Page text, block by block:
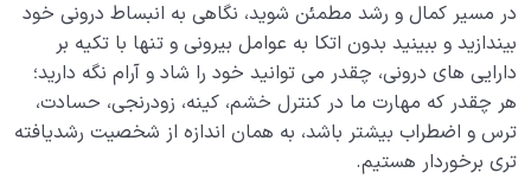
در مسیر کمال و رشد مطمئن شوید، نگاهی به انبساط درونی خود
بیندازید و ببینید بدون اتکا به عوامل بیرونی و تنها با تکیه بر
دارایی های درونی، چقدر می توانید خود را شاد و آرام نگه دارید؛
هر چقدر که مهارت ما در کنترل خشم، کینه، زودرنجی، حسادت،
ترس و اضطراب بیشتر باشد، به همان اندازه از شخصیت رشدیافته
تری برخوردار هستیم.